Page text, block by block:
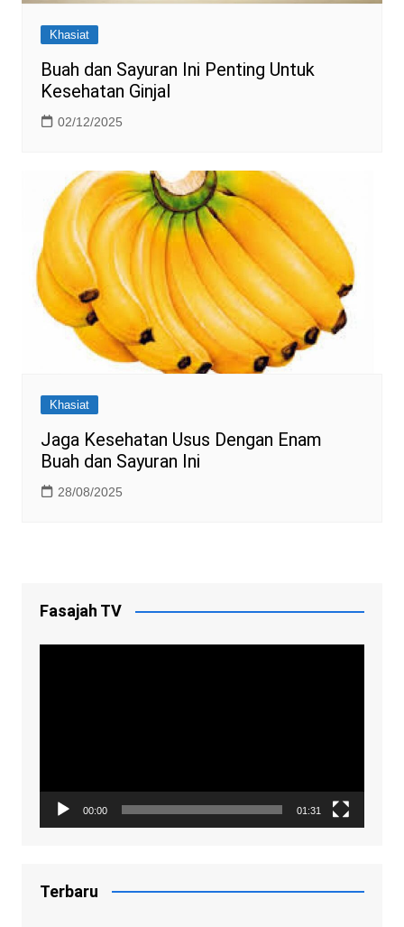
Khasiat
Buah dan Sayuran Ini Penting Untuk
Kesehatan Ginjal
02/12/2025
Khasiat
Jaga Kesehatan Usus Dengan Enam
Buah dan Sayuran Ini
28/08/2025
Fasajah TV
00:00 01:31
Terbaru